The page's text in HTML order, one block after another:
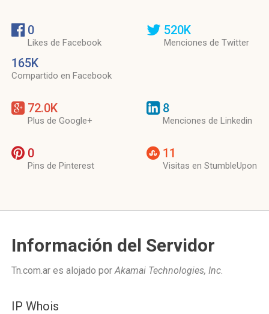
0
Likes de Facebook
165K
Compartido en Facebook
520K
Menciones de Twitter
72.0K
Plus de Google+
8
Menciones de Linkedin
0
Pins de Pinterest
11
Visitas en StumbleUpon
Información del Servidor
Tn.com.ar es alojado porAkamai Technologies, Inc.
IP Whois